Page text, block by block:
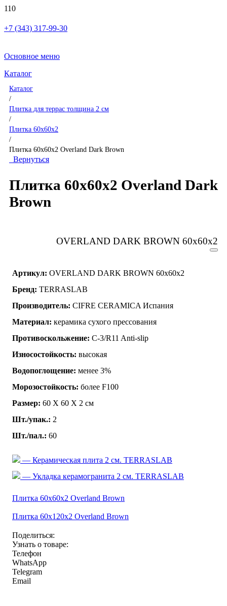
+7 (343) 317-99-30
Основное меню
Каталог
Каталог
/
Плитка для террас толщина 2 см
/
Плитка 60x60x2
/
Плитка 60x60x2 Overland Dark Brown
Вернуться
Плитка 60x60x2 Overland Dark
Brown
OVERLAND DARK BROWN 60x60x2
Артикул: OVERLAND DARK BROWN 60x60x2
Бренд: TERRASLAB
Производитель: CIFRE CERAMICA Испания
Материал: керамика сухого прессования
Противоскольжение: C-3/R11 Anti-slip
Износостойкость: высокая
Водопоглощение: менее 3%
Морозостойкость: более F100
Размер: 60 Х 60 Х 2 см
Шт./упак.: 2
Шт./пал.: 60
— Керамическая плита 2 см. TERRASLAB
— Укладка керамогранита 2 см. TERRASLAB
Плитка 60x60x2 Overland Brown
Плитка 60x120x2 Overland Brown
Поделиться:
Узнать о товаре:
Телефон
WhatsApp
Telegram
Email